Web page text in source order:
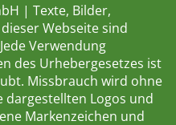
| Texte, Bilder,
Webseite sind
Verwendung
des Urhebergesetzes ist
Missbrauch wird ohne
Logos und
Markenzeichen und